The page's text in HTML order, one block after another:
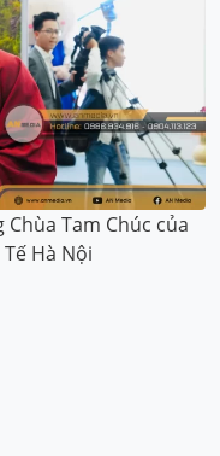
Tam Chúc của
Hà Nội